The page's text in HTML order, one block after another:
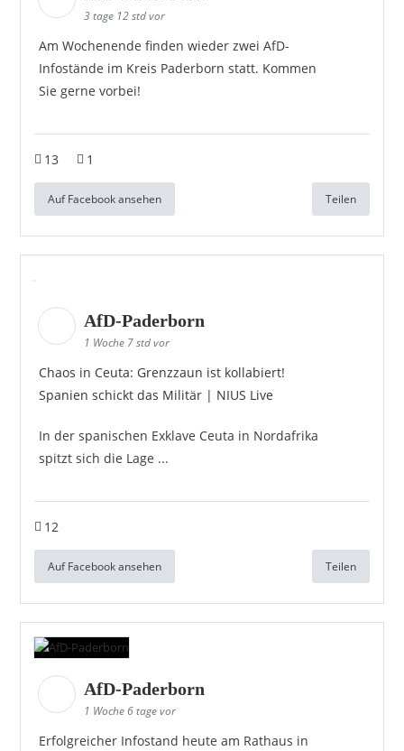
3 tage 12 std vor
Am Wochenende finden wieder zwei AfD-
Infostände im Kreis Paderborn statt. Kommen
Sie gerne vorbei!
13 1
Auf Facebook ansehen Teilen
AfD-Paderborn
1 Woche 7 std vor
Chaos in Ceuta: Grenzzaun ist kollabiert!
Spanien schickt das Militär | NIUS Live
In der spanischen Exklave Ceuta in Nordafrika
spitzt sich die Lage ...
12
Auf Facebook ansehen Teilen
AfD-Paderborn
1 Woche 6 tage vor
Erfolgreicher Infostand heute am Rathaus in